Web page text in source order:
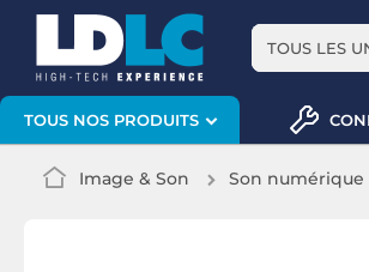
TOUS LES
TOUS NOS PRODUITS
Image & Son Son numérique